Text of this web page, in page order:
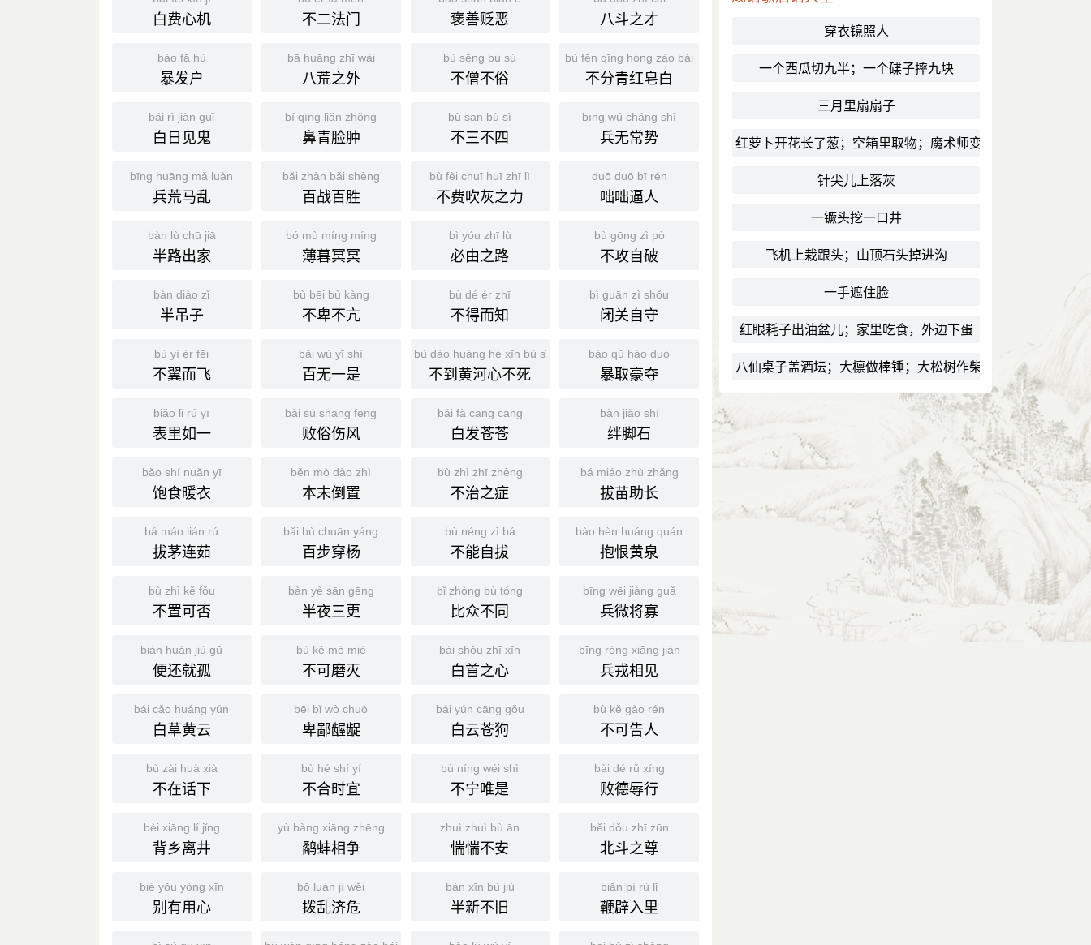
白费心机 不二法门 褒善贬恶 八斗之才
bào fā hù
暴发户
bā huāng zhī wài
八荒之外
bù sēng bù sú
不僧不俗
bù fēn qīng hóng zào bái
不分青红皂白
bái rì jiàn guǐ
白日见鬼
bí qīng liǎn zhǒng
鼻青脸肿
bù sān bù sì
不三不四
bīng wú cháng shì
兵无常势
bīng huāng mǎ luàn
兵荒马乱
bǎi zhàn bǎi shèng
百战百胜
bù fèi chuī huī zhī lì
不费吹灰之力
duō duō bī rén
咄咄逼人
bàn lù chū jiā
半路出家
bó mù míng míng
薄暮冥冥
bì yóu zhī lù
必由之路
bù gōng zì pò
不攻自破
bàn diào zǐ
半吊子
bù bēi bù kàng
不卑不亢
bù dé ér zhī
不得而知
bì guān zì shǒu
闭关自守
bù yì ér fēi
不翼而飞
bǎi wú yī shì
百无一是
bù dào huáng hé xīn bù sǐ
不到黄河心不死
bào qǔ háo duó
暴取豪夺
biǎo lǐ rú yī
表里如一
bài sú shāng fēng
败俗伤风
bái fà cāng cāng
白发苍苍
bàn jiǎo shí
绊脚石
bǎo shí nuǎn yī
饱食暖衣
běn mò dào zhì
本末倒置
bù zhì zhī zhèng
不治之症
bá miáo zhù zhǎng
拔苗助长
bá máo lián rú
拔茅连茹
bǎi bù chuān yáng
百步穿杨
bù néng zì bá
不能自拔
bào hèn huáng quán
抱恨黄泉
bù zhì kě fǒu
不置可否
bàn yè sān gēng
半夜三更
bǐ zhòng bù tóng
比众不同
bīng wēi jiàng guǎ
兵微将寡
biàn huán jiù gū
便还就孤
bù kě mó miè
不可磨灭
bái shǒu zhī xīn
白首之心
bīng róng xiāng jiàn
兵戎相见
bái cǎo huáng yún
白草黄云
bēi bǐ wò chuò
卑鄙龌龊
bái yún cāng gǒu
白云苍狗
bù kě gào rén
不可告人
bù zài huà xià
不在话下
bù hé shí yí
不合时宜
bù níng wéi shì
不宁唯是
bài dé rǔ xíng
败德辱行
bèi xiāng lí jǐng
背乡离井
yù bàng xiāng zhēng
鹬蚌相争
zhuì zhuì bù ān
惴惴不安
běi dǒu zhī zūn
北斗之尊
bié yǒu yòng xīn
别有用心
bō luàn jì wēi
拨乱济危
bàn xīn bù jiù
半新不旧
biān pì rù lǐ
鞭辟入里
穿衣镜照人
一个西瓜切九半；一个碟子摔九块
三月里扇扇子
红萝卜开花长了葱；空箱里取物；魔术师变戏法
针尖儿上落灰
一镢头挖一口井
飞机上栽跟头；山顶石头掉进沟
一手遮住脸
红眼耗子出油盆儿；家里吃食，外边下蛋
八仙桌子盖酒坛；大檩做棒锤；大松树作柴火